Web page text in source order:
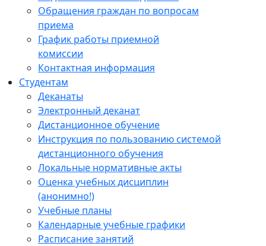
Обращения граждан по вопросам
приема
График работы приемной
комиссии
Контактная информация
Студентам
Деканаты
Электронный деканат
Дистанционное обучение
Инструкция по пользованию системой
дистанционного обучения
Локальные нормативные акты
Оценка учебных дисциплин
(анонимно!)
Учебные планы
Календарные учебные графики
Расписание занятий